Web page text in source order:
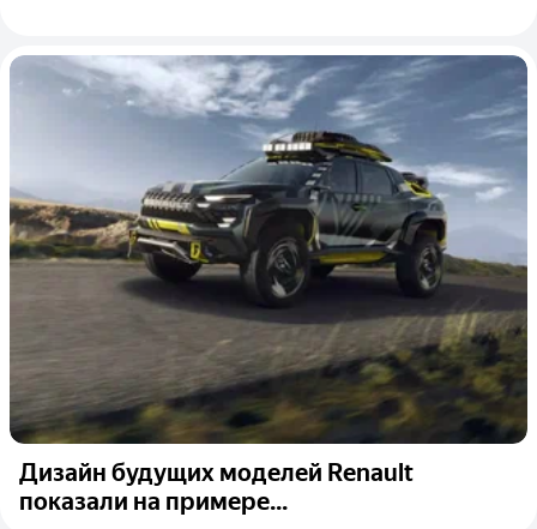
Дизайн будущих моделей Renault
показали на примере...